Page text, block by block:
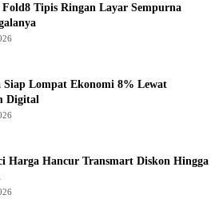
Tipis Ringan Layar Sempurna
Siap Lompat Ekonomi 8% Lewat
Digital
Harga Hancur Transmart Diskon Hingga